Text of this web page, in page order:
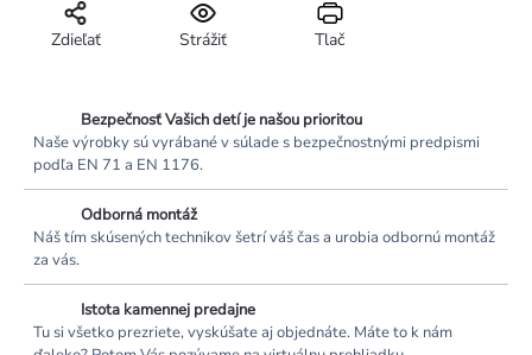
Tlač
Strážiť
Zdieľať
Bezpečnosť Vašich detí je našou prioritou
Naše výrobky sú vyrábané v súlade s bezpečnostnými predpismi
podľa EN 71 a EN 1176.
Odborná montáž
Náš tím skúsených technikov šetrí váš čas a urobia odbornú montáž
za vás.
Istota kamennej predajne
Tu si všetko prezriete, vyskúšate aj objednáte. Máte to k nám